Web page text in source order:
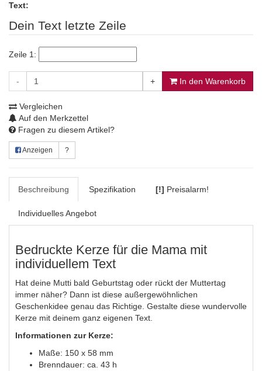
Text:
Dein Text letzte Zeile
Zeile 1:
- + In den Warenkorb
Vergleichen
Auf den Merkzettel
Fragen zu diesem Artikel?
Anzeigen ?
Beschreibung Spezifikation [!] Preisalarm!
Individuelles Angebot
Bedruckte Kerze für die Mama mit
individuellem Text
Hat deine Mutti bald Geburtstag oder rückt der Muttertag
immer näher? Dann ist diese außergewöhnlichen
Geschenkidee genau das Richtige. Gestalte diese wundervolle
Kerze mit deinem ganz eigenen Text.
Informationen zur Kerze:
Maße: 150 x 58 mm
Brenndauer: ca. 43 h